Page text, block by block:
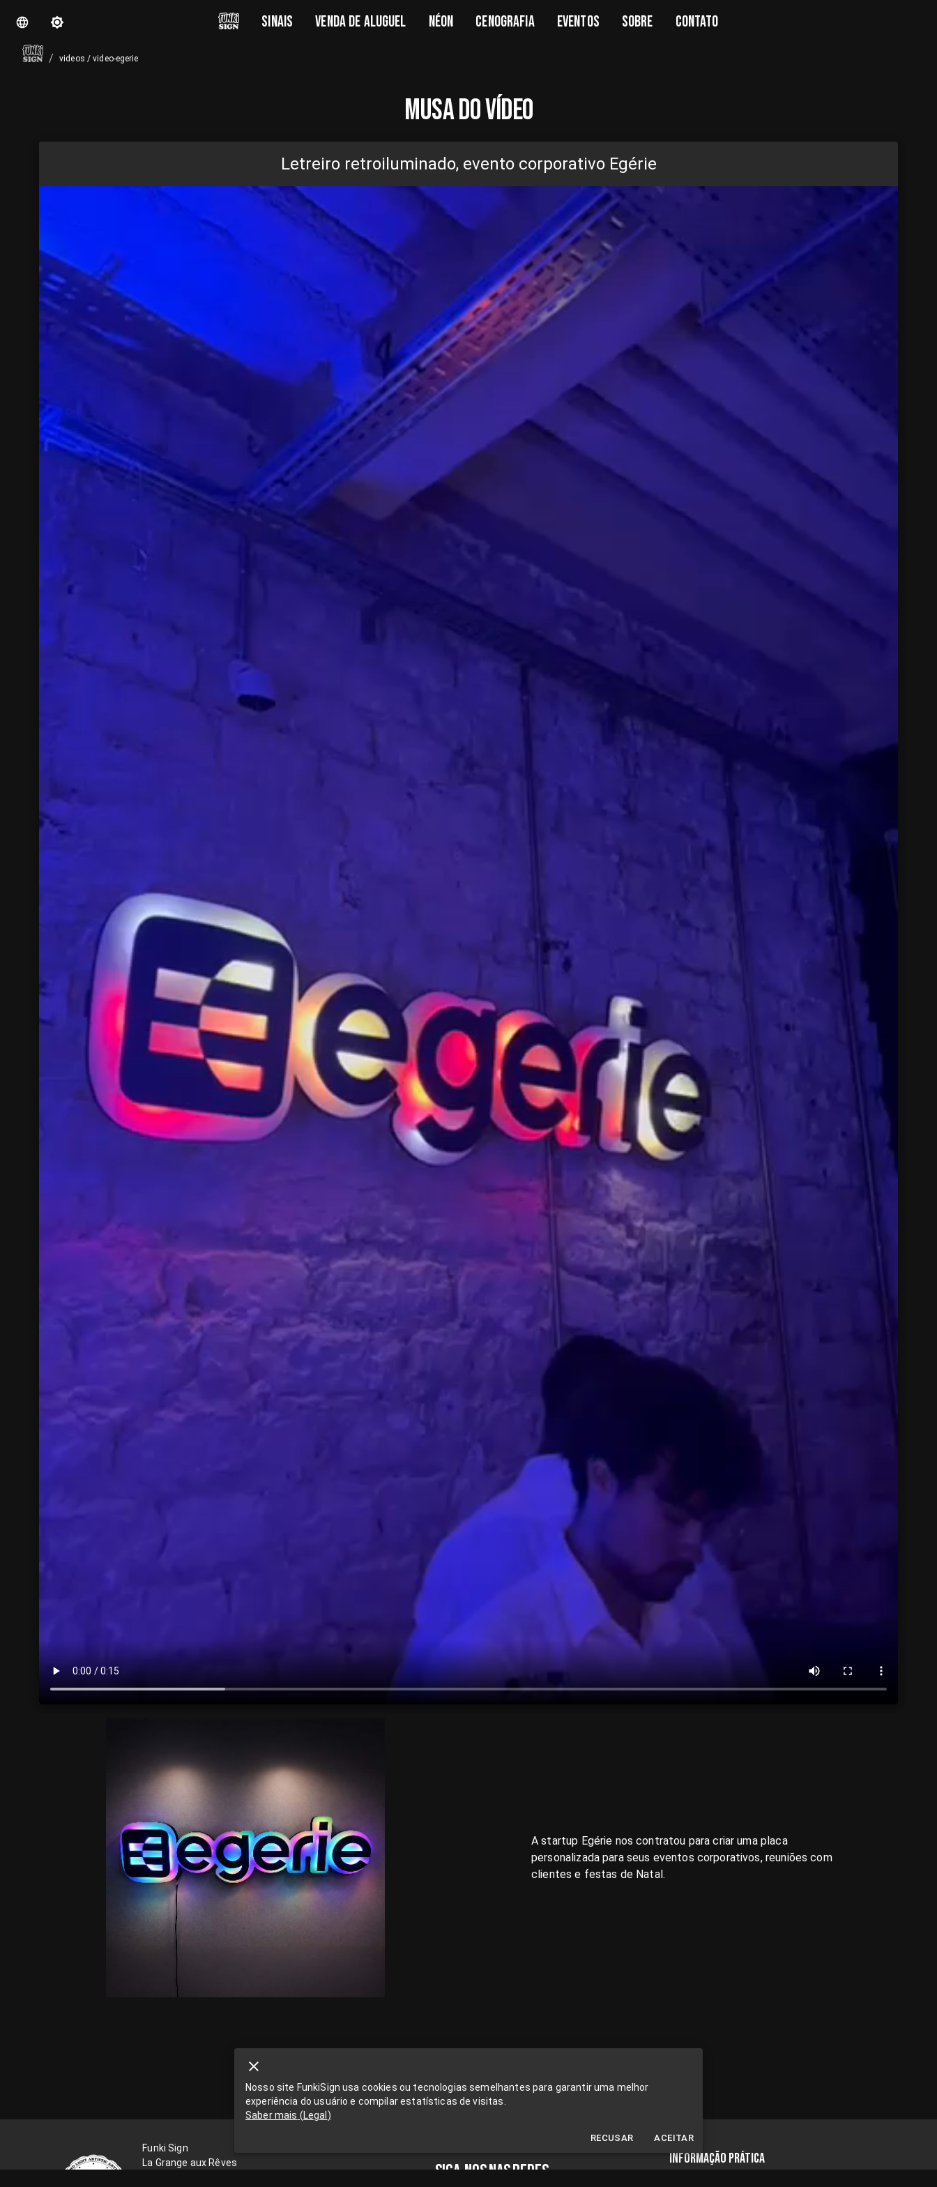
SINAIS VENDA DE ALUGUEL NÉON CENOGRAFIA EVENTOS SOBRE CONTATO
/ videos /video-egerie
MUSA DO VÍDEO
Letreiro retroiluminado, evento corporativo Egérie
A startup Egérie nos contratou para criar uma placa
personalizada para seus eventos corporativos, reuniões com
clientes e festas de Natal.
Funki Sign
La Grange aux Rêves
SIGA-NOS NAS REDES
INFORMAÇÃO PRÁTICA
Nosso site FunkiSign usa cookies ou tecnologias semelhantes para garantir uma melhor
experiência do usuário e compilar estatísticas de visitas.
Saber mais (Legal )
RECUSAR ACEITAR